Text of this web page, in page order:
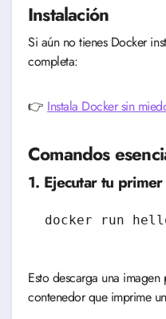
Instalación
Si aún no tienes Docker
completa:
👉 Instala Docker sin
Comandos
1. Ejecutar tu
Esto descarga una
contenedor que imprime